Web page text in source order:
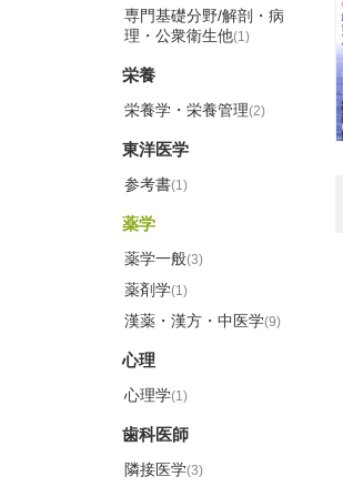
専門基礎分野/解剖・病
理・公衆衛生他(1)
栄養
栄養学・栄養管理(2)
東洋医学
参考書(1)
薬学
薬学一般(3)
薬剤学(1)
漢薬・漢方・中医学(9)
心理
心理学(1)
歯科医師
隣接医学(3)